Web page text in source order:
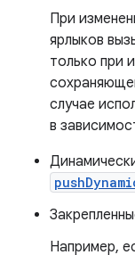
При
ярлыков
только при
случае
в
Например,